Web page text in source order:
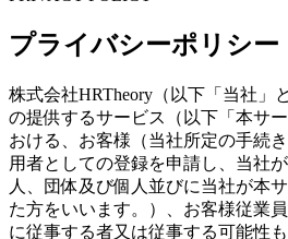
プライバシーポリシー
株式会社HRTheory（以下「当社」
の提供するサービス（以下「本サ
おける、お客様（当社所定の手続
用者としての登録を申請し、当社
人、団体及び個人並びに当社が本
た方をいいます。）、お客様従業
に従事する者又は従事する可能性